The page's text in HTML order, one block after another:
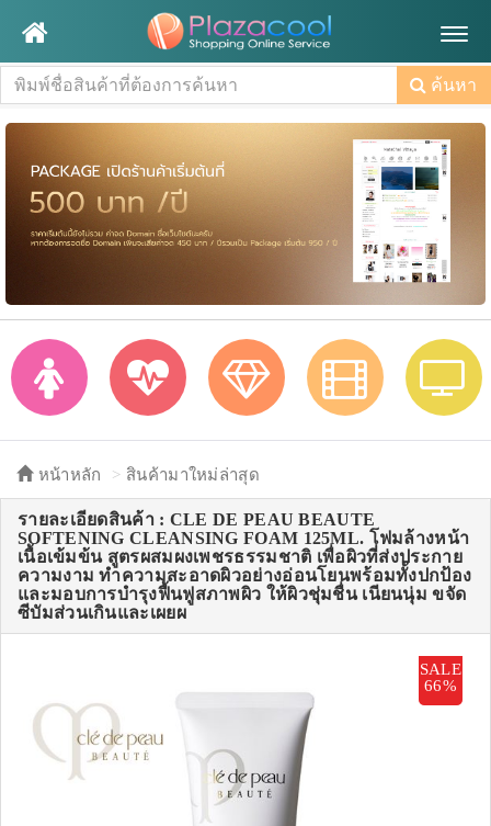
ค้นหา
หน้าหลัก สินค้ามาใหม่ล่าสุด
รายละเอียดสินค้า : CLE DE PEAU BEAUTE
SOFTENING CLEANSING FOAM 125ML. โฟมล้างหน้า
เนื้อเข้มข้น สูตรผสมผงเพชรธรรมชาติ เพื่อผิวที่ส่งประกาย
ความงาม ทำความสะอาดผิวอย่างอ่อนโยนพร้อมทั้งปกป้อง
และมอบการบำรุงฟื้นฟูสภาพผิว ให้ผิวชุ่มชื่น เนียนนุ่ม ขจัด
ซีบัมส่วนเกินและเผยผ
SALE
66%